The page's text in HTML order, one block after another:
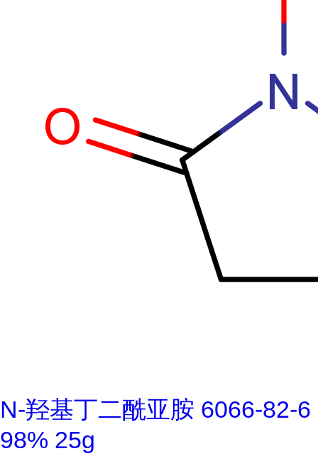
N-羟基丁二酰亚胺 6066-82-6
98% 25g